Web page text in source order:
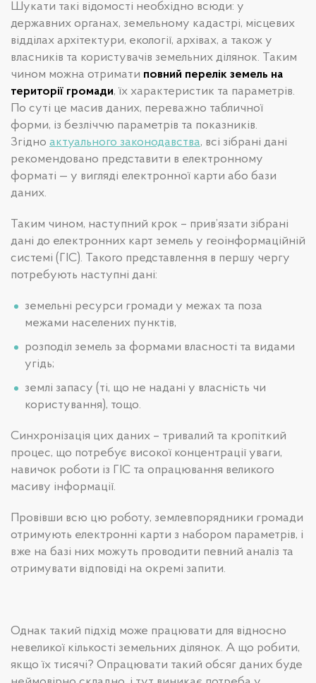
Шукати такі відомості необхідно всюди: у
державних органах, земельному кадастрі, місцевих
відділах архітектури, екології, архівах, а також у
власників та користувачів земельних ділянок. Таким
чином можна отримати повний перелік земель на
території громади, їх характеристик та параметрів.
По суті це масив даних, переважно табличної
форми, із безліччю параметрів та показників.
Згідно актуального законодавства, всі зібрані дані
рекомендовано представити в електронному
форматі — у вигляді електронної карти або бази
даних.
Таким чином, наступний крок – прив’язати зібрані
дані до електронних карт земель у геоінформаційній
системі (ГІС). Такого представлення в першу чергу
потребують наступні дані:
земельні ресурси громади у межах та поза
межами населених пунктів,
розподіл земель за формами власності та видами
угідь;
землі запасу (ті, що не надані у власність чи
користування), тощо.
Синхронізація цих даних – тривалий та кропіткий
процес, що потребує високої концентрації уваги,
навичок роботи із ГІС та опрацювання великого
масиву інформації.
Провівши всю цю роботу, землевпорядники громади
отримують електронні карти з набором параметрів, і
вже на базі них можуть проводити певний аналіз та
отримувати відповіді на окремі запити.
Однак такий підхід може працювати для відносно
невеликої кількості земельних ділянок. А що робити,
якщо їх тисячі? Опрацювати такий обсяг даних буде